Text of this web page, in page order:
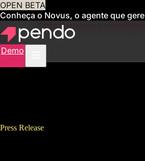
OPEN BETA
Conheça o Novus, o agente que
para você Obtenha acesso antecipado
Demo
Press Release